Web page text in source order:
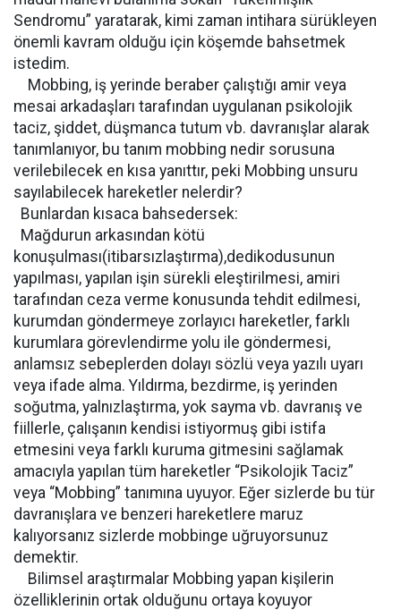
Sendromu” yaratarak, kimi zaman intihara sürükleyen
önemli kavram olduğu için köşemde bahsetmek
istedim.
Mobbing, iş yerinde beraber çalıştığı amir veya
mesai arkadaşları tarafından uygulanan psikolojik
taciz, şiddet, düşmanca tutum vb. davranışlar alarak
tanımlanıyor, bu tanım mobbing nedir sorusuna
verilebilecek en kısa yanıttır, peki Mobbing unsuru
sayılabilecek hareketler nelerdir?
Bunlardan kısaca bahsedersek:
Mağdurun arkasından kötü
konuşulması(itibarsızlaştırma),dedikodusunun
yapılması, yapılan işin sürekli eleştirilmesi, amiri
tarafından ceza verme konusunda tehdit edilmesi,
kurumdan göndermeye zorlayıcı hareketler, farklı
kurumlara görevlendirme yolu ile göndermesi,
anlamsız sebeplerden dolayı sözlü veya yazılı uyarı
veya ifade alma. Yıldırma, bezdirme, iş yerinden
soğutma, yalnızlaştırma, yok sayma vb. davranış ve
fiillerle, çalışanın kendisi istiyormuş gibi istifa
etmesini veya farklı kuruma gitmesini sağlamak
amacıyla yapılan tüm hareketler “Psikolojik Taciz”
veya “Mobbing” tanımına uyuyor. Eğer sizlerde bu tür
davranışlara ve benzeri hareketlere maruz
kalıyorsanız sizlerde mobbinge uğruyorsunuz
demektir.
Bilimsel araştırmalar Mobbing yapan kişilerin
özelliklerinin ortak olduğunu ortaya koyuyor